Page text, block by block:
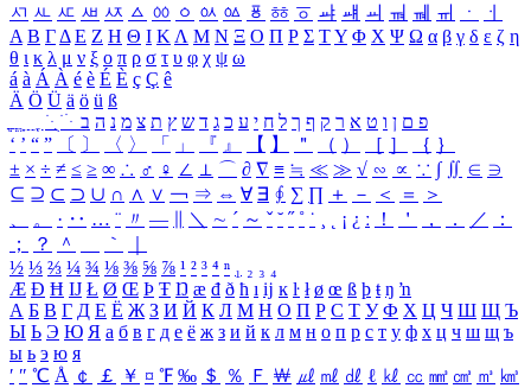
ㅺ ㅻ ㅼ ㅽ ㅾ ㅿ ㆀ ㆁ ㆂ ㆃ ㆄ ㆅ ㆆ ㆇ ㆈ ㆉ ㆊ ㆋ ㆌ ㆍ
ㆎ
Α Β ΓΔ Ε Ζ Η Θ Ι ΚΛ Μ Ν Ξ Ο Π Ρ Σ ΤΥ Φ Χ Ψ Ω α β γ δ ε ζ η
θ ι κ λ μ ν ξ ο π ρ σ τ υ φ χ ψ ω
á à Á À é è É È ç Ç ê
Ä Ö Ü ä ö ü ß
ִֶֹ ֻּ ׁׂ פ ם ן ו ט א ר ק ף ך ל ח י ע כ ג ד ש ץ ת צ מ נ ה ב
‘ ’ “ ” 〔 〕 〈 〉 「 」 『 』 【 】 ＂ （ ） ［ ］ ｛ ｝
± × ÷ ≠ ≤ ≥ ∞ ∴ ♂ ♀ ∠ ⊥ ⌒ ∂ ∇ ≡ ≒ ≪ ≫ √ ∽ ∝ ∵ ∫ ∬ ∈ ∋
⊆ ⊇ ⊂ ⊃ ∪ ∩ ∧ ∨ ￢ ⇒ ⇔ ∀ ∃ ∮ ∑ ∏ ＋ － ＜ ＝
＞
、
。 · ‥ … ¨ 〃 ― ＼ ∼ ´ ～ ˇ ˘ ˝ ˚ ˙ ¸ ¡ ¿ ː ！ ＇ ， ． ／
：
；
？ ＾ ｀
½ ⅓ ⅔ ¼ ¾ ⅛ ⅜ ⅝ ⅞ ¹ ² ³ ⁴ ⁿ ₁ ₂ ₃ ₄
Æ Ð Ħ Ĳ Ł Ø Œ Þ Ŧ Ŋ æ đ ð ħ ı ĳ ĸ ŀ ł ø œ ß þ ŧ ŋ ŉ
А Б В Г Д Е Ё Ж З И Й К Л М Н О П Р С Т У Ф Х Ц Ч Ш Щ Ъ
Ы Ь Э Ю Я а б в г д е ё ж з и й к л м н о п р с т у ф х ц ч ш щ ъ
ы ь э ю я
′ ″ ℃ Å ￠ ￡ ￥ ¤ ℉ ‰ ＄ ％ Ｆ ￦ ㎕ ㎖ ㎗ ℓ ㎘ ㏄ ㎣ ㎤ ㎥ ㎦